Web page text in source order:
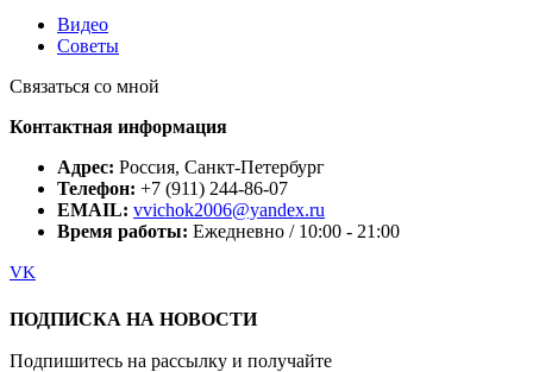
Видео
Советы
Связаться со мной
Контактная информация
Адрес: Россия, Санкт-Петербург
Телефон: +7 (911) 244-86-07
EMAIL: vvichok2006@yandex.ru
Время работы: Ежедневно / 10:00 - 21:00
VK
ПОДПИСКА НА НОВОСТИ
Подпишитесь на рассылку и получайте